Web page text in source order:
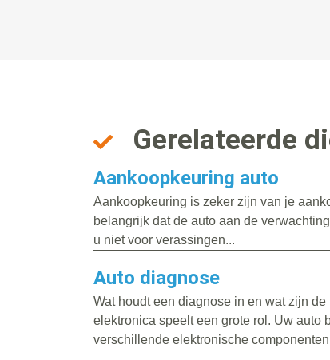
Gerelateerde
Aankoopkeuring auto
Aankoopkeuring is zeker zijn van je
belangrijk dat de auto aan de
u niet voor verassingen...
Auto diagnose
Wat houdt een diagnose in en wat zijn de
elektronica speelt een grote rol. Uw auto
verschillende elektronische